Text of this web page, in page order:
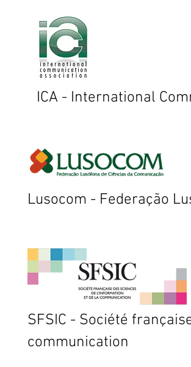
ICA - International
Lusocom - Federação
SFSIC - Société
communication